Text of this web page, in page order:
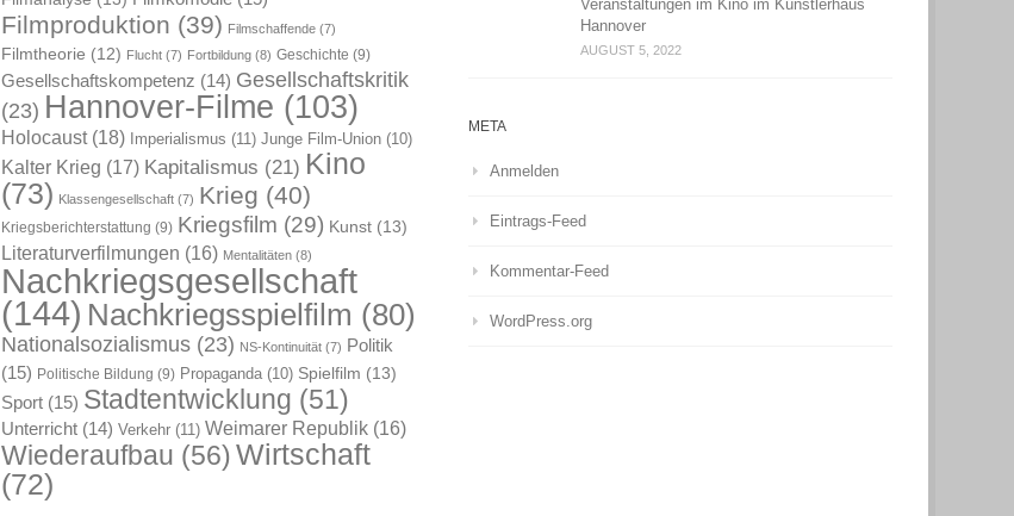
Filmproduktion (39) Filmschaffende (7)
Filmtheorie (12) Flucht (7) Fortbildung (8) Geschichte (9)
Gesellschaftskompetenz (14) Gesellschaftskritik
(23) Hannover-Filme (103)
Holocaust(18) Imperialismus (11) Junge Film-Union (10)
Kalter Krieg (17) Kapitalismus (21) Kino
(73) Klassengesellschaft (7) Krieg (40)
Kriegsberichterstattung (9) Kriegsfilm (29) Kunst (13)
Literaturverfilmungen (16) Mentalitäten (8)
Nachkriegsgesellschaft
(144) Nachkriegsspielfilm (80)
Nationalsozialismus (23) NS-Kontinuität (7) Politik
(15) Politische Bildung (9) Propaganda (10) Spielfilm (13)
Sport (15) Stadtentwicklung (51)
Unterricht (14) Verkehr (11) Weimarer Republik (16)
Wiederaufbau (56)Wirtschaft
(72)
Veranstaltungen im Kino im Künstlerhaus
Hannover
AUGUST 5, 2022
META
Anmelden
Eintrags-Feed
Kommentar-Feed
WordPress.org